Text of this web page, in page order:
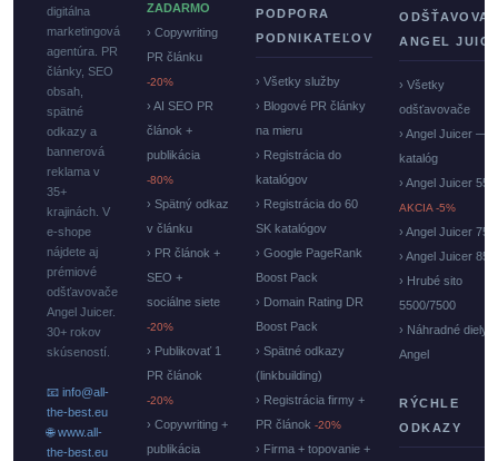
digitálna
marketingová
agentúra. PR
články, SEO
obsah,
spätné
odkazy a
bannerová
reklama v
35+
krajinách. V
e-shope
nájdete aj
prémiové
odšťavovače
Angel Juicer.
30+ rokov
skúseností.
📧 info@all-
the-best.eu
🌐 www.all-
the-best.eu
ZADARMO
› Copywriting
PR článku
-20%
› AI SEO PR
článok +
publikácia
-80%
› Spätný odkaz
v článku
› PR článok +
SEO +
sociálne siete
-20%
› Publikovať 1
PR článok
-20%
› Copywriting +
publikácia
PODPORA
PODNIKATEĽOV
› Všetky služby
› Blogové PR články
na mieru
› Registrácia do
katalógov
› Registrácia do 60
SK katalógov
› Google PageRank
Boost Pack
› Domain Rating DR
Boost Pack
› Spätné odkazy
(linkbuilding)
› Registrácia firmy +
PR článok -20%
› Firma + topovanie +
ANGEL
› Všetky
odšťavovače
› Angel Juicer —
katalóg
› Angel Juicer
AKCIA -5%
› Angel Juicer
› Angel Juicer
› Hrubé sito
5500/7500
› Náhradné diely
Angel
RÝCHLE
ODKAZY